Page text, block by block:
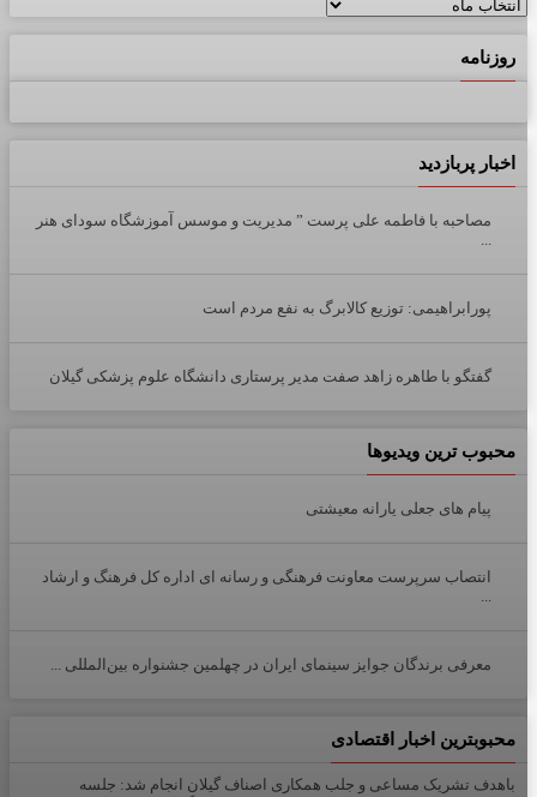
بایگانی
روزنامه
اخبار پربازدید
مصاحبه با فاطمه علی پرست ” مدیریت و موسس آموزشگاه سودای هنر
...
پورابراهیمی: توزیع کالابرگ به نفع مردم است
گفتگو با طاهره زاهد صفت مدیر پرستاری دانشگاه علوم پزشکی گیلان
محبوب ترین ویدیوها
پیام های جعلی یارانه معیشتی
انتصاب سرپرست معاونت فرهنگی و رسانه ای اداره کل فرهنگ و ارشاد
معرفی برندگان جوایز سینمای ایران در چهلمین جشنواره بین‌المللی ...
محبوبترین اخبار اقتصادی
باهدف تشریک مساعی و جلب همکاری اصناف گیلان انجام شد: جلسه